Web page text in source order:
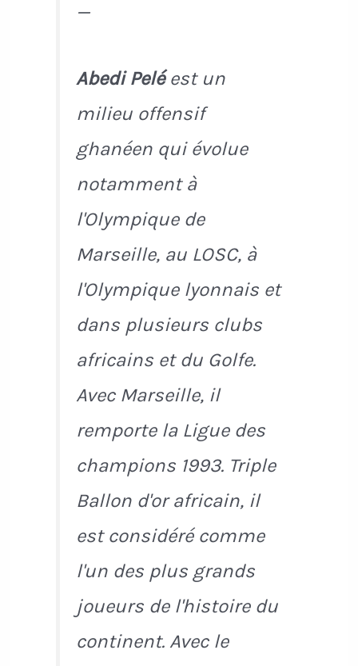
—
Abedi Peléest un
milieu offensif
ghanéen qui évolue
notamment à
l'Olympique de
Marseille, au LOSC, à
l'Olympique lyonnais et
dans plusieurs clubs
africains et du Golfe.
Avec Marseille, il
remporte la Ligue des
champions 1993. Triple
Ballon d'or africain, il
est considéré comme
l'un des plus grands
joueurs de l'histoire du
continent. Avec le